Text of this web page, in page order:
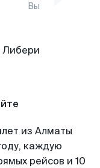
Вы
из Алматы
каждую
рейсов и 10